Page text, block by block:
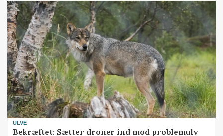
ULVE
Bekræftet: Sætter droner ind mod problemulv